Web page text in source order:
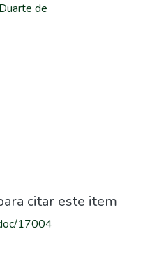
de
citar este item
17004